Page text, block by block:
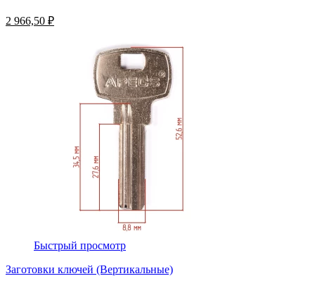
2 966,50 ₽
Быстрый просмотр
Заготовки ключей (Вертикальные)